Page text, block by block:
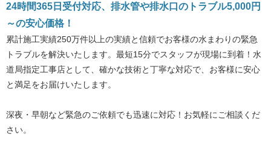
24時間365日受付対応、排水管や排水口のトラブル5,000円
～の安心価格！
累計施工実績250万件以上の実績と信頼でお客様の水まわりの緊急
トラブルを解決いたします。最短15分でスタッフが現場に到着！水
道局指定工事店として、確かな技術と丁寧な対応で、お客様に安心
と満足をお届けいたします。
深夜・早朝など緊急のご依頼でも迅速に対応！お気軽にご相談くだ
さい。